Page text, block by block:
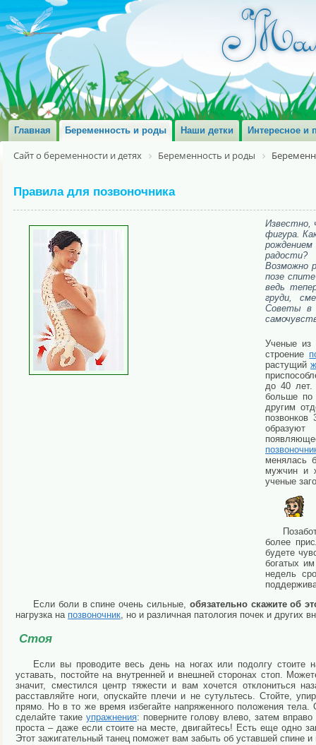
Главная Беременность и роды Наши детки Интересное и
Сайт о беременности и детях Беременность и роды
Правила для позвоночника
Известно,
фигура.
радости?
Возможно
позе
ведь
груди,
Советы в
Ученые из
строение
растущий
до 40 лет.
больше по
другим
образуют
менялась
мужчин и
ученые
более
будете
богатых
недель
Если боли в спине очень сильные, обязательно скажите об
нагрузка на позвоночник , но и различная патология почек и других
Стоя
Если вы проводите весь день на ногах или подолгу стоите
уставать, постойте на внутренней и внешней сторонах стоп.
значит, сместился центр тяжести и вам хочется отклониться
расставляйте ноги, опускайте плечи и не сутультесь. Стойте,
прямо. Но в то же время избегайте напряженного положения
сделайте такие упражнения: поверните голову влево, затем
проста – даже если стоите на месте, двигайтесь! Есть еще одно
Этот зажигательный танец поможет вам забыть об уставшей спине и